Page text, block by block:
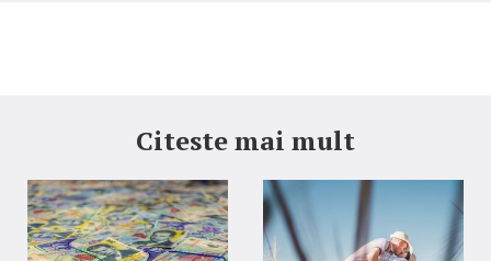
Citeste mai mult